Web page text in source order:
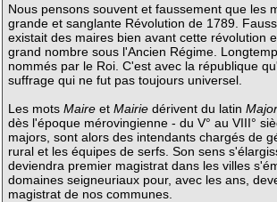
Nous pensons souvent et faussement que les
grande et sanglante Révolution de 1789.
existait des maires bien avant cette révolution
grand nombre sous l'Ancien Régime.
nommés par le Roi. C'est avec la république
suffrage qui ne fut pas toujours universel.
Les mots Maireet Mairiedérivent du latin Major
dès l'époque mérovingienne - du V° au VIII°
majors, sont alors des intendants chargés de
rural et les équipes de serfs. Son sens
deviendra premier magistrat dans les villes
domaines seigneuriaux pour, avec les ans,
magistrat de nos communes.